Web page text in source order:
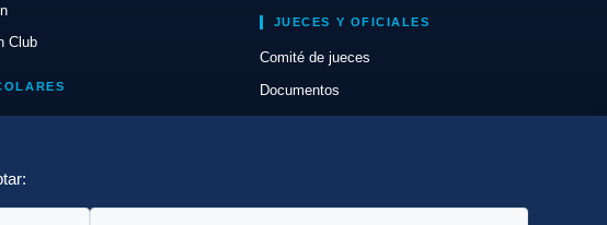
Club
JUECES Y OFICIALES
Comité de jueces
Documentos